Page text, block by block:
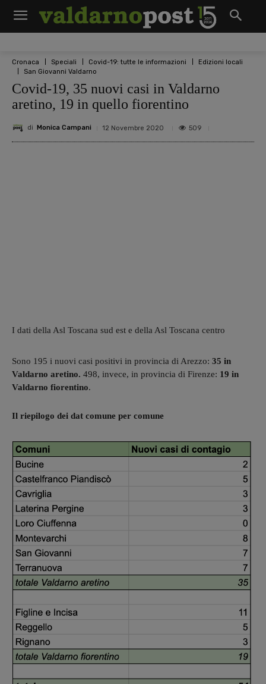
Cronaca Speciali Covid-19: tutte le informazioni
Edizioni locali
San Giovanni Valdarno
Covid-19, 35 nuovi casi in Valdarno
aretino, 19 in quello fiorentino
di Monica Campani 12 Novembre 2020 509
I dati della Asl Toscana sud est e della Asl Toscana centro
Sono 195 i nuovi casi positivi in provincia di Arezzo: 35 in
Valdarno aretino. 498, invece, in provincia di Firenze: 19 in
Valdarno fiorentino.
Il riepilogo dei dat comune per comune